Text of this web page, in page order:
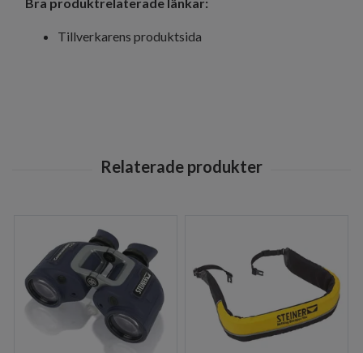
Bra produktrelaterade länkar:
Tillverkarens produktsida